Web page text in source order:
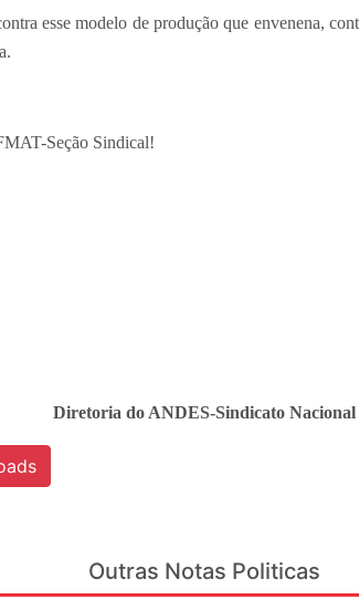
modelo de produção que envenena,
Seção Sindical!
Diretoria do ANDES-Sindicato Nacional
Outras Notas Politicas